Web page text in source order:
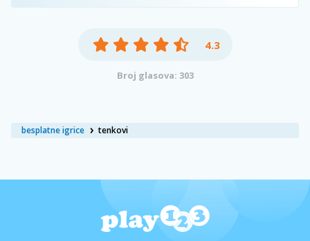
besplatne igrice tenkovi
4.3
Broj glasova: 303